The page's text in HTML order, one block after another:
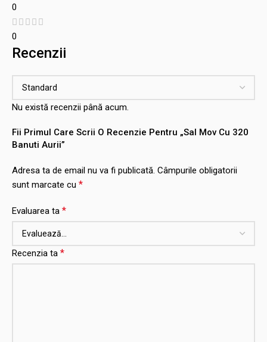
0
0
Recenzii
Nu există recenzii până acum.
Fii Primul Care Scrii O Recenzie Pentru „Sal Mov Cu 320
Banuti Aurii”
Adresa ta de email nu va fi publicată. Câmpurile obligatorii
sunt marcate cu *
Evaluarea ta *
Recenzia ta *